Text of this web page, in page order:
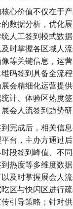
心价值不仅在于产
数据分析，优化
人工签到模式数
时掌握各区域人
等关键信息，运
码签到具备全流
会精细化运营提
计、体验区热度
会人流签到趋势研
完成后，相关信
台，主办方通过
段签到峰值、不
热度等多维度数据
及时掌握展会人流
区与快闪区进行
引导策略；针对